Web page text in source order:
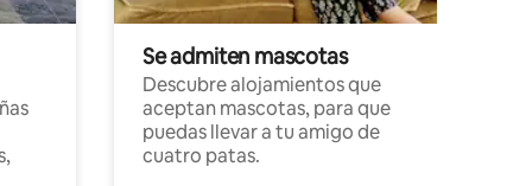
Se admiten mascotas
Descubre alojamientos que
aceptan mascotas, para que
puedas llevar a tu amigo de
cuatro patas.